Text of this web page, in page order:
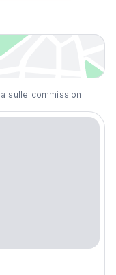
sulle commissioni